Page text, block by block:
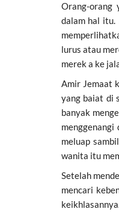
Orang-orang
dalam hal itu.
lurus atau
merek a ke
Amir Jemaat
yang baiat di
banyak
meluap
wanita itu
Setelah
mencari